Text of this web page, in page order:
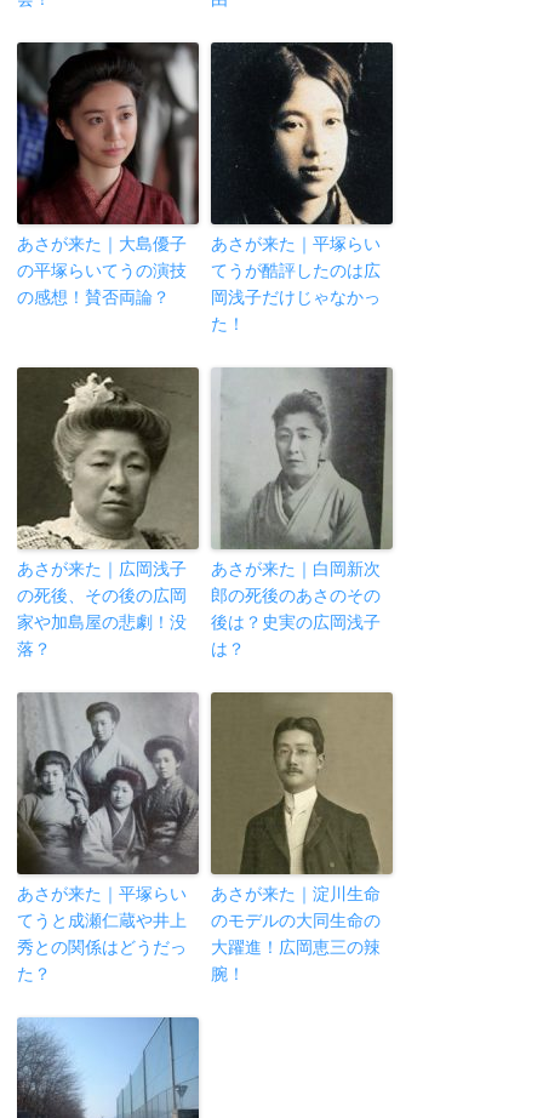
あさが来た｜大島優子
の平塚らいてうの演技
の感想！賛否両論？
あさが来た｜平塚らい
てうが酷評したのは広
岡浅子だけじゃなかっ
た！
あさが来た｜広岡浅子
の死後、その後の広岡
家や加島屋の悲劇！没
落？
あさが来た｜白岡新次
郎の死後のあさのその
後は？史実の広岡浅子
は？
あさが来た｜平塚らい
てうと成瀬仁蔵や井上
秀との関係はどうだっ
た？
あさが来た｜淀川生命
のモデルの大同生命の
大躍進！広岡恵三の辣
腕！